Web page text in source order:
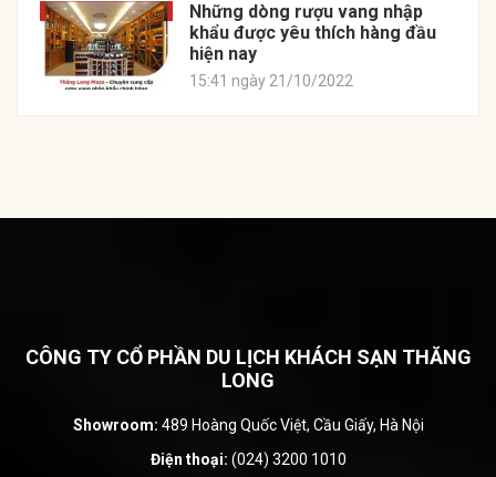
Những dòng rượu vang nhập
khẩu được yêu thích hàng đầu
hiện nay
15:41 ngày 21/10/2022
CÔNG TY CỔ PHẦN DU LỊCH KHÁCH SẠN THĂNG
LONG
Showroom: 489 Hoàng Quốc Việt, Cầu Giấy, Hà Nội
Điện thoại: (024) 3200 1010